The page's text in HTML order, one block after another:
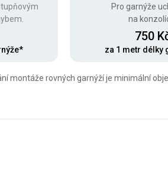
Pro garnýže
na
750
za 1 metr délky
montáže rovných garnýží je minimální